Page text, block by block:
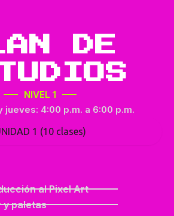
DE
NIVEL 1
jueves: 4:00 p.m. a 6:00 p.m.
1 (10 clases)
al Pixel Art
y paletas